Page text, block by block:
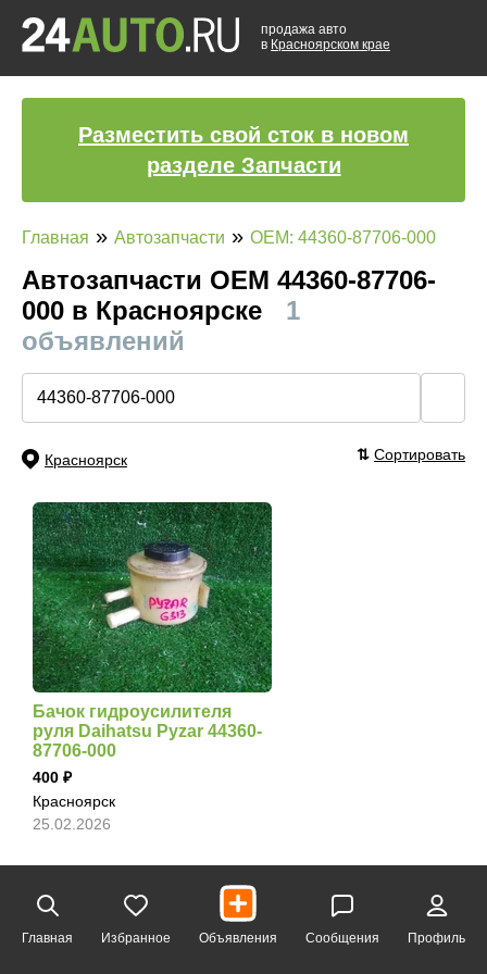
продажа авто
в Красноярском крае
Разместить свой сток в новом
разделе Запчасти
Главная » Автозапчасти » OEM: 44360-87706-000
Автозапчасти ОЕМ 44360-87706-
000 в Красноярске
1
объявлений
Красноярск ⇅ Сортировать
Бачок гидроусилителя
руля Daihatsu Pyzar 44360-
87706-000
400
Красноярск
25.02.2026
Главная Избранное Объявления Сообщения Профиль